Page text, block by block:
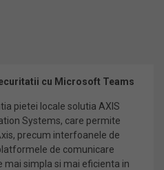
cu Microsoft Teams
pietei locale solutia AXIS
Systems, care permite
precum interfoanele de
de comunicare
simpla si mai eficienta in